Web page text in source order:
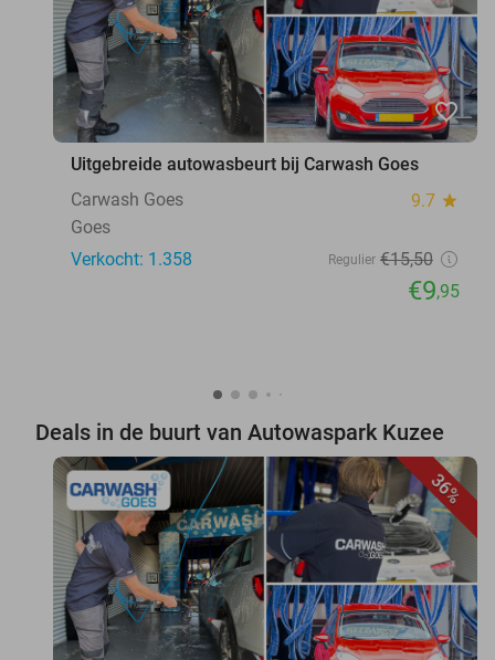
favorite_border
Uitgebreide autowasbeurt bij Carwash Goes
Carwash Goes
9.7 star
Goes
Verkocht: 1.358
Regulier €15,50
€9,95
Deals in de buurt van Autowaspark Kuzee
36%